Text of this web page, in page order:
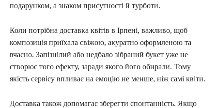
подарунком, а знаком присутності й турботи.
Коли потрібна доставка квітів в Ірпені, важливо, щоб
композиція приїхала свіжою, акуратно оформленою та
вчасно. Запізнілий або недбало зібраний букет уже не
створює того ефекту, заради якого його обирали. Тому
якість сервісу впливає на емоцію не менше, ніж самі квіти.
Доставка також допомагає зберегти спонтанність. Якщо